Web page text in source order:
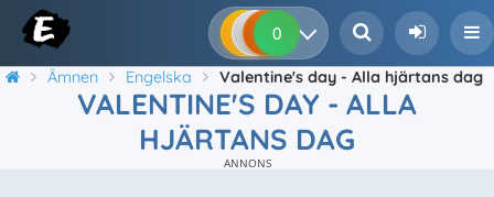
0 0 0
Ämnen Engelska Valentine's day - Alla hjärtans dag
VALENTINE'S DAY - ALLA
HJÄRTANS DAG
ANNONS